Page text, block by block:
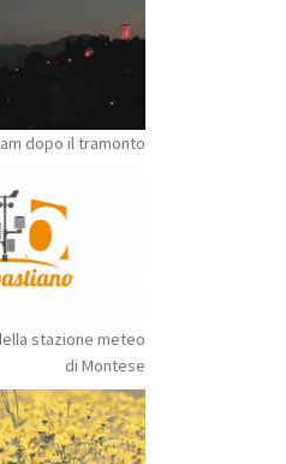
dopo il tramonto
stazione meteo
di Montese